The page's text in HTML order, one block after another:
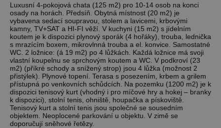
Luxusní 4-pokojová chata (125 m2) pro 10-14 osob na konci
osady na horách. Předsíň. Obytná místnost (20 m2) je
vybavena sedací soupravou, stolem a lavicemi, krbovými
kamny, TV+SAT a HI-FI věží. V kuchyni (15 m2) s jídelním
koutem je k dispozici plynový sporák (4 hořáky), trouba, lednička
s mrazícím boxem, mikrovlnná trouba a el. konvice. Samostatné
WC. 2 ložnice: (á 19 m2) po 4 lůžkách. Každá ložnice má svoji
vlastní koupelnu se sprchovým koutem a WC. V podkroví (23
m2) (příkré schody a snížený strop) jsou 4 lůžka (možnost 2
přistýlek). Plynové topení. Terasa s posezením, krbem a grilem
přístupná po venkovních schůdcích. Na pozemku (1200 m2) je k
dispozici tenisový kurt (vhodný i pro míčové hry a hokej – branky
k dispozici), stolní tenis, ohniště, houpačka a pískoviště.
Tenisový kurt a stolní tenis jsou společné se sousedním
objektem. Neoplocené parkování u objektu. V zimě se
doporučují sněhové řetězy.